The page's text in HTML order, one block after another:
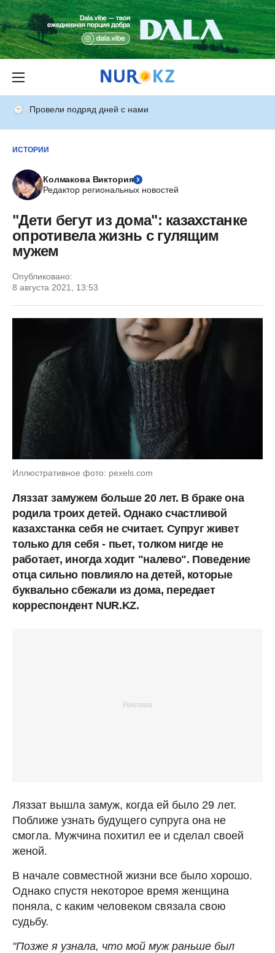
Провели подряд дней с нами
ИСТОРИИ
Колмакова Виктория
Редактор региональных новостей
"Дети бегут из дома": казахстанке
опротивела жизнь с гулящим
мужем
Опубликовано:
8 августа 2021, 13:53
Иллюстративное фото: pexels.com
Ляззат замужем больше 20 лет. В браке она
родила троих детей. Однако счастливой
казахстанка себя не считает. Супруг живет
только для себя - пьет, толком нигде не
работает, иногда ходит "налево". Поведение
отца сильно повлияло на детей, которые
буквально сбежали из дома, передает
корреспондент NUR.KZ.
Ляззат вышла замуж, когда ей было 29 лет.
Поближе узнать будущего супруга она не
смогла. Мужчина похитил ее и сделал своей
женой.
В начале совместной жизни все было хорошо.
Однако спустя некоторое время женщина
поняла, с каким человеком связала свою
судьбу.
"Позже я узнала, что мой муж раньше был